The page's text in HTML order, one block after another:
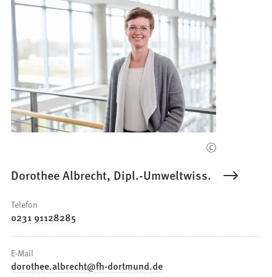
Dorothee Albrecht, Dipl.-Umweltwiss.
Telefon
0231 91128285
E-Mail
dorothee.albrecht fh-dortmund de